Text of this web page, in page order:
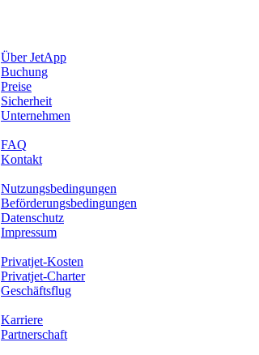
Über JetApp
Buchung
Preise
Sicherheit
Unternehmen
FAQ
Kontakt
Nutzungsbedingungen
Beförderungsbedingungen
Datenschutz
Impressum
Privatjet-Kosten
Privatjet-Charter
Geschäftsflug
Karriere
Partnerschaft